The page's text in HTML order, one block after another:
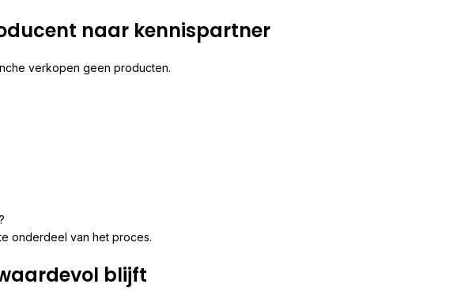
naar kennispartner
verkopen geen producten.
onderdeel van het proces.
blijft